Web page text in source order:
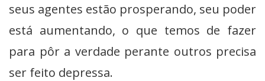
seus agentes estão prosperando, seu poder
está aumentando, o que temos de fazer
para pôr a verdade perante outros precisa
ser feito depressa.